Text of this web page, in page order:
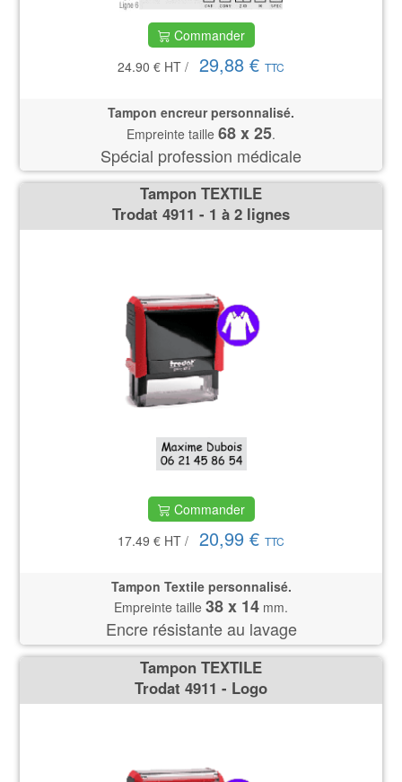
Commander
24.90 € HT / 29,88 € TTC
Tampon encreur personnalisé.
Empreinte taille 68 x 25.
Spécial profession médicale
Tampon TEXTILE
Trodat 4911 - 1 à 2 lignes
Commander
17.49 € HT / 20,99 € TTC
Tampon Textile personnalisé.
Empreinte taille 38 x 14 mm.
Encre résistante au lavage
Tampon TEXTILE
Trodat 4911 - Logo